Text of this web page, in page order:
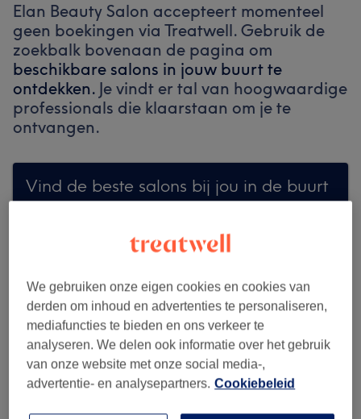
Elan Beauty Salon accepteert momenteel
geen boekingen via Treatwell. Gebruik de
zoekbalk bovenaan de pagina om
beschikbare salons in jouw buurt te
ontdekken. Je vindt er tal van hoogwaardige
professionals die klaarstaan om je te
ontvangen.
Vind de beste salons bij jou in de buurt
Zoek op Treatwell
We gebruiken onze eigen cookies en cookies van
derden om inhoud en advertenties te personaliseren,
mediafuncties te bieden en ons verkeer te
analyseren. We delen ook informatie over het gebruik
van onze website met onze social media-,
advertentie- en analysepartners. Cookiebeleid